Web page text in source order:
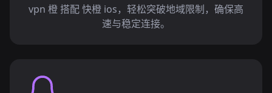
vpn 橙 搭配 快橙 ios，轻松突破地域限制，确保高
速与稳定连接。